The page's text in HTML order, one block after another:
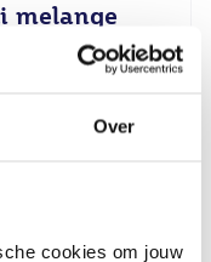
Over
cookies om jouw
melange